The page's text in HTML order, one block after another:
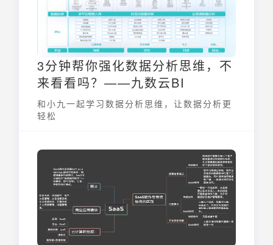
3分钟帮你强化数据分析思维，不
来看看吗？——九数云BI
和小九一起学习数据分析思维，让数据分析更
轻松